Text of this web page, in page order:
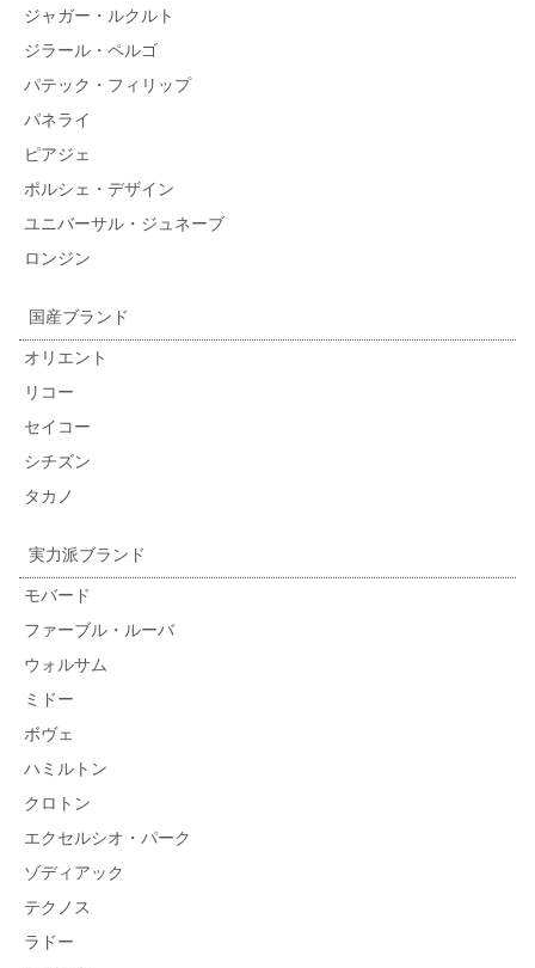
ジャガー・ルクルト
ジラール・ペルゴ
パテック・フィリップ
パネライ
ピアジェ
ポルシェ・デザイン
ユニバーサル・ジュネーブ
ロンジン
国産ブランド
オリエント
リコー
セイコー
シチズン
タカノ
実力派ブランド
モバード
ファーブル・ルーバ
ウォルサム
ミドー
ボヴェ
ハミルトン
クロトン
エクセルシオ・パーク
ゾディアック
テクノス
ラドー